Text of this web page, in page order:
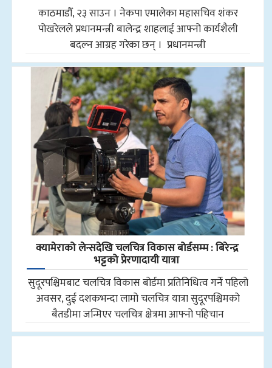
काठमाडौँ, २३ साउन । नेकपा एमालेका महासचिव शंकर
पोखरेलले प्रधानमन्त्री बालेन्द्र शाहलाई आफ्नो कार्यशैली
बदल्न आग्रह गरेका छन् । प्रधानमन्त्री
क्यामेराको लेन्सदेखि चलचित्र विकास बोर्डसम्म : बिरेन्द्र
भट्टको प्रेरणादायी यात्रा
सुदूरपश्चिमबाट चलचित्र विकास बोर्डमा प्रतिनिधित्व गर्ने पहिलो
अवसर, दुई दशकभन्दा लामो चलचित्र यात्रा सुदूरपश्चिमको
बैतडीमा जन्मिएर चलचित्र क्षेत्रमा आफ्नो पहिचान